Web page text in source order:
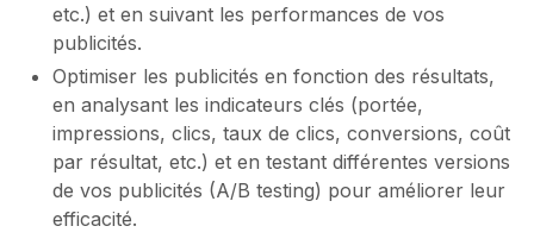
etc.) et en suivant les performances de vos
publicités.
Optimiser les publicités en fonction des résultats,
en analysant les indicateurs clés (portée,
impressions, clics, taux de clics, conversions, coût
par résultat, etc.) et en testant différentes versions
de vos publicités (A/B testing) pour améliorer leur
efficacité.